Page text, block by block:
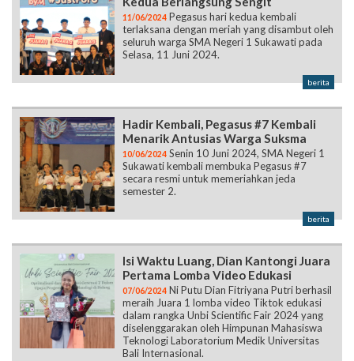
11/06/2024 Pegasus hari kedua kembali
terlaksana dengan meriah yang disambut oleh
seluruh warga SMA Negeri 1 Sukawati pada
Selasa, 11 Juni 2024.
berita
Hadir Kembali, Pegasus #7 Kembali
Menarik Antusias Warga Suksma
10/06/2024 Senin 10 Juni 2024, SMA Negeri 1
Sukawati kembali membuka Pegasus #7
secara resmi untuk memeriahkan jeda
semester 2.
berita
Isi Waktu Luang, Dian Kantongi Juara
Pertama Lomba Video Edukasi
07/06/2024 Ni Putu Dian Fitriyana Putri berhasil
meraih Juara 1 lomba video Tiktok edukasi
dalam rangka Unbi Scientific Fair 2024 yang
diselenggarakan oleh Himpunan Mahasiswa
Teknologi Laboratorium Medik Universitas
Bali Internasional.